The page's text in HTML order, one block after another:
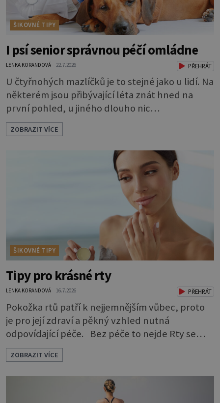
ŠIKOVNÉ TIPY
I psí senior správnou péčí omládne
LENKA KORANDOVÁ 22.7.2026 PŘEHRÁT
U čtyřnohých mazlíčků je to stejné jako u lidí. Na
některém jsou přibývající léta znát hned na
první pohled, u jiného dlouho nic
nezaznamenáte. Přesto byste si měli staršího
psa více všímat, aby vám neunikly důležité
signály, že něco není v pořádku. Včasná péče
mu může prodloužit i zkvalitnit život. Hůře
mohou mít v nepořádku zažívání.
ZOBRAZIT VÍCE
ŠIKOVNÉ TIPY
Tipy pro krásné rty
LENKA KORANDOVÁ 16.7.2026 PŘEHRÁT
Pokožka rtů patří k nejjemnějším vůbec, proto
je pro její zdraví a pěkný vzhled nutná
odpovídající péče. Bez péče to nejde Rty se
neliší jen barvou, ale také mnohem tenčí
povrchovou vrstvou než ostatní pleť a pokožka.
Nezvláčňují je žádné mazové žlázy, proto jsou
rty mnohem choulostivější a náchylné k
vysychání a praskání. Balzám na rty je proto
ZOBRAZIT VÍCE